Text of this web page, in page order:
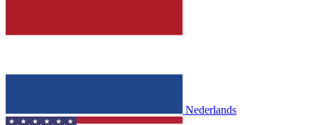
Nederlands